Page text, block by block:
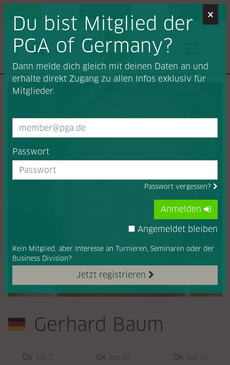
Job-Portal
Gerhard Baum
0x Top 3 0x Top 10 0x Top 20
×
Du bist Mitglied der
PGA of Germany?
Dann melde dich gleich mit deinen Daten an und
erhalte direkt Zugang zu allen Infos exklusiv für
Mitglieder.
Passwort
Passwort vergessen?
Jetzt registrieren
Kein Mitglied, aber Interesse an Turnieren, Seminaren oder der
Business Division?
Anmelden
Angemeldet bleiben